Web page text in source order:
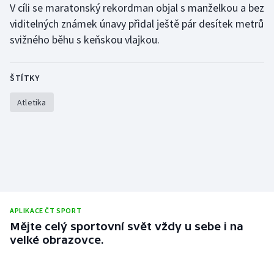
V cíli se maratonský rekordman objal s manželkou a bez
viditelných známek únavy přidal ještě pár desítek metrů
svižného běhu s keňskou vlajkou.
ŠTÍTKY
Atletika
APLIKACE ČT SPORT
Mějte celý sportovní svět vždy u sebe i na
velké obrazovce.